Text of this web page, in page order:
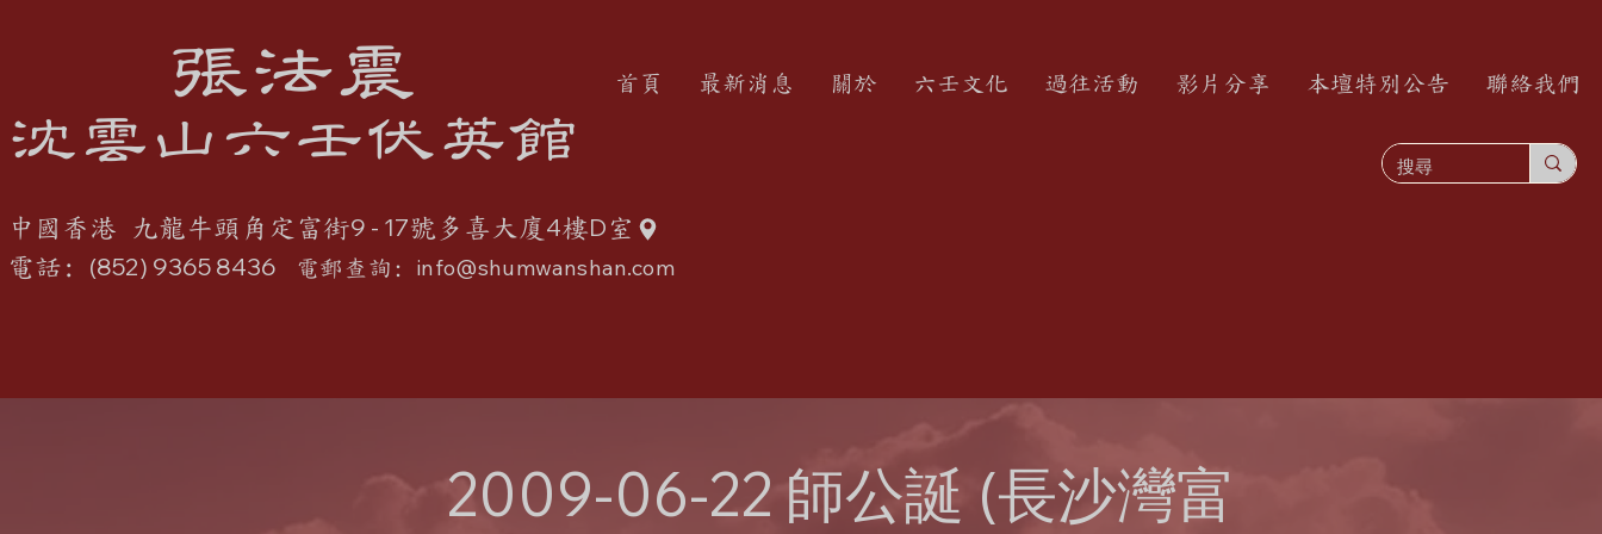
沈雲山六壬伏英館
張法震
中國香港 九龍牛頭角定富街9 - 17號多喜大廈 4樓D 室
電話: (852) 9365 8436 電郵查詢: info@shumwanshan.com
首頁 最新消息 關於 六壬文化 過往活動 影片分享 本壇特別公告 聯絡我們
2009-06-22 師公誕 (長沙灣富